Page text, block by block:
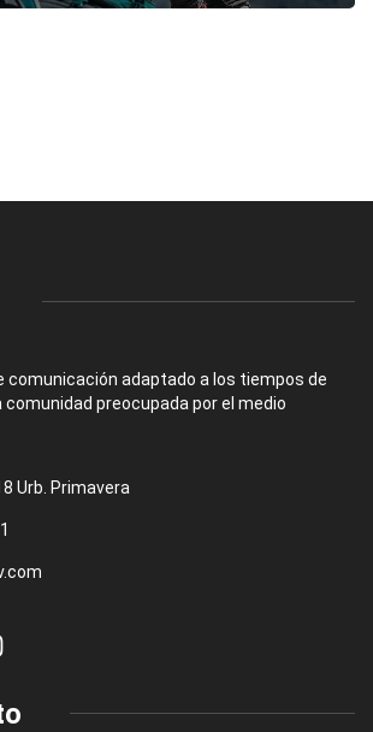
comunicación adaptado a los tiempos de
comunidad preocupada por el medio
Urb. Primavera